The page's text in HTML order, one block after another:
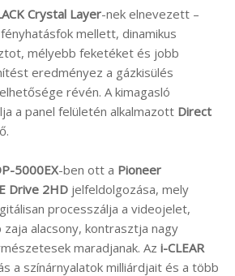
Crystal Layer-nek elnevezett –
mellett, dinamikus
mélyebb feketéket és jobb
eredményez a gázkisülés
révén. A kimagasló
a panel felületén alkalmazott Direct
5000EX-ben ott a Pioneer
Drive 2HD jelfeldolgozása, mely
processzálja a videojelet,
alacsony, kontrasztja nagy
maradjanak. Az i-CLEAR
a színárnyalatok milliárdjait és a több